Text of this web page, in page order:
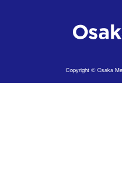
Copyright © Osaka